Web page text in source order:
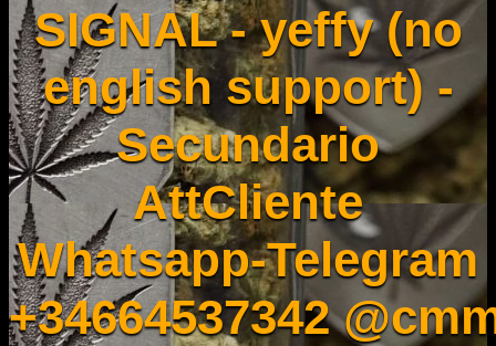
SIGNAL - yeffy (no
english support) -
Secundario
AttCliente
Whatsapp-Telegram
+34664537342